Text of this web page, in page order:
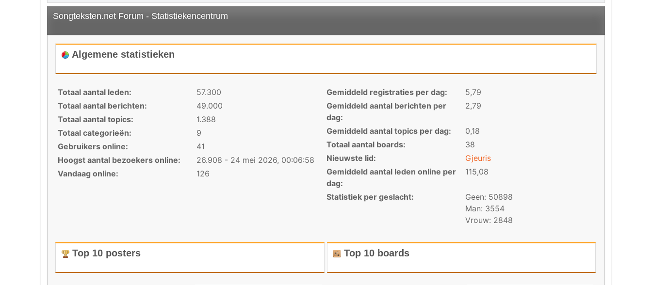
Songteksten.net Forum - Statistiekencentrum
Algemene statistieken
Totaal aantal leden:
57.300
Totaal aantal berichten:
49.000
Totaal aantal topics:
1.388
Totaal categorieën:
9
Gebruikers online:
41
Hoogst aantal bezoekers online:
26.908 - 24 mei 2026, 00:06:58
Vandaag online:
126
Gemiddeld registraties per dag:
5,79
Gemiddeld aantal berichten per
dag:
2,79
Gemiddeld aantal topics per dag:
0,18
Totaal aantal boards:
38
Nieuwste lid:
Gjeuris
Gemiddeld aantal leden online per
dag:
115,08
Statistiek per geslacht:
Geen: 50898
Man: 3554
Vrouw: 2848
Top 10 posters Top 10 boards